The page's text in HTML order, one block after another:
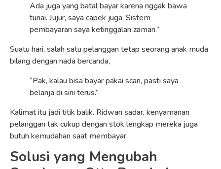
Ada juga yang batal bayar karena nggak bawa
tunai. Jujur, saya capek juga. Sistem
pembayaran saya ketinggalan zaman.”
Suatu hari, salah satu pelanggan tetap seorang anak muda
bilang dengan nada bercanda,
“Pak, kalau bisa bayar pakai scan, pasti saya
belanja di sini terus.”
Kalimat itu jadi titik balik. Ridwan sadar, kenyamanan
pelanggan tak cukup dengan stok lengkap mereka juga
butuh kemudahan saat membayar.
Solusi yang Mengubah